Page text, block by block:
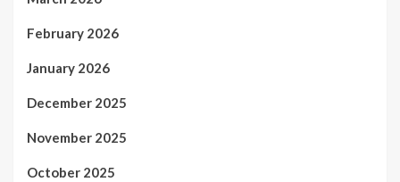
February 2026
January 2026
December 2025
November 2025
October 2025